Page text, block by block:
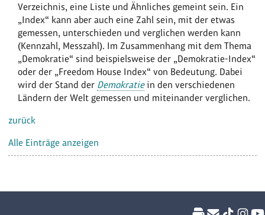
Verzeichnis, eine Liste und Ähnliches gemeint sein. Ein
„Index“ kann aber auch eine Zahl sein, mit der etwas
gemessen, unterschieden und verglichen werden kann
(Kennzahl, Messzahl). Im Zusammenhang mit dem Thema
„Demokratie“ sind beispielsweise der „Demokratie-Index“
oder der „Freedom House Index“ von Bedeutung. Dabei
wird der Stand der Demokratiein den verschiedenen
Ländern der Welt gemessen und miteinander verglichen.
zurück
Alle Einträge anzeigen